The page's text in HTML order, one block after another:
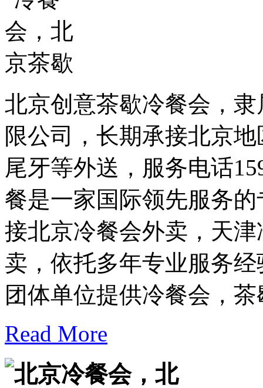
北京创意茶歇冷餐会，
限公司，长期承接北京
尾牙等外送，服务电话
餐是一家国际领先服务
接北京冷餐会外卖，天
卖，依托多年专业服务
团体单位提供冷餐会，
Read More